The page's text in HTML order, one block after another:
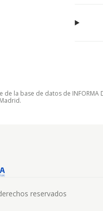
la base de datos de
reservados